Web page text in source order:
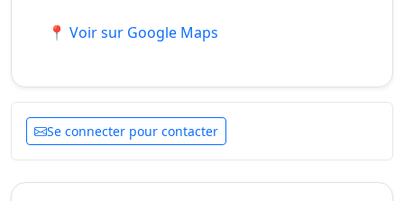
📍 Voir sur Google Maps
Se connecter pour contacter